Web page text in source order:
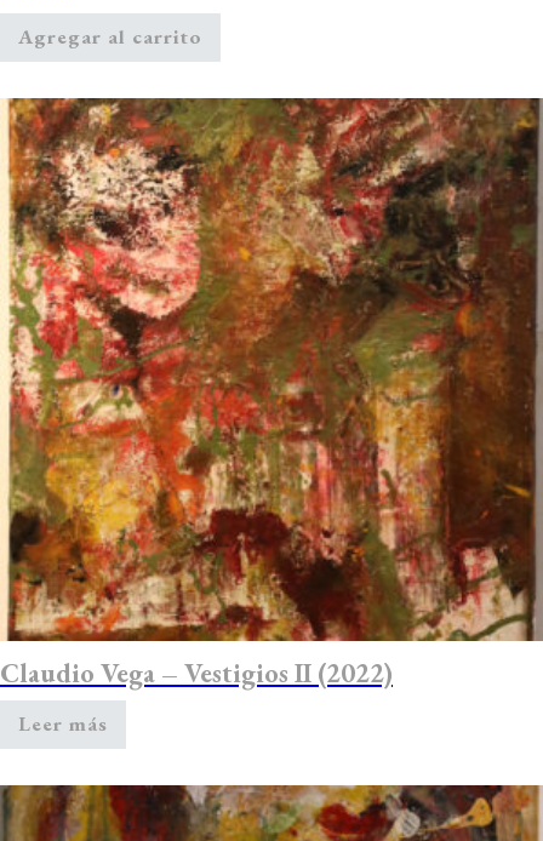
Agregar al carrito
Claudio Vega – Vestigios II (2022)
Leer más